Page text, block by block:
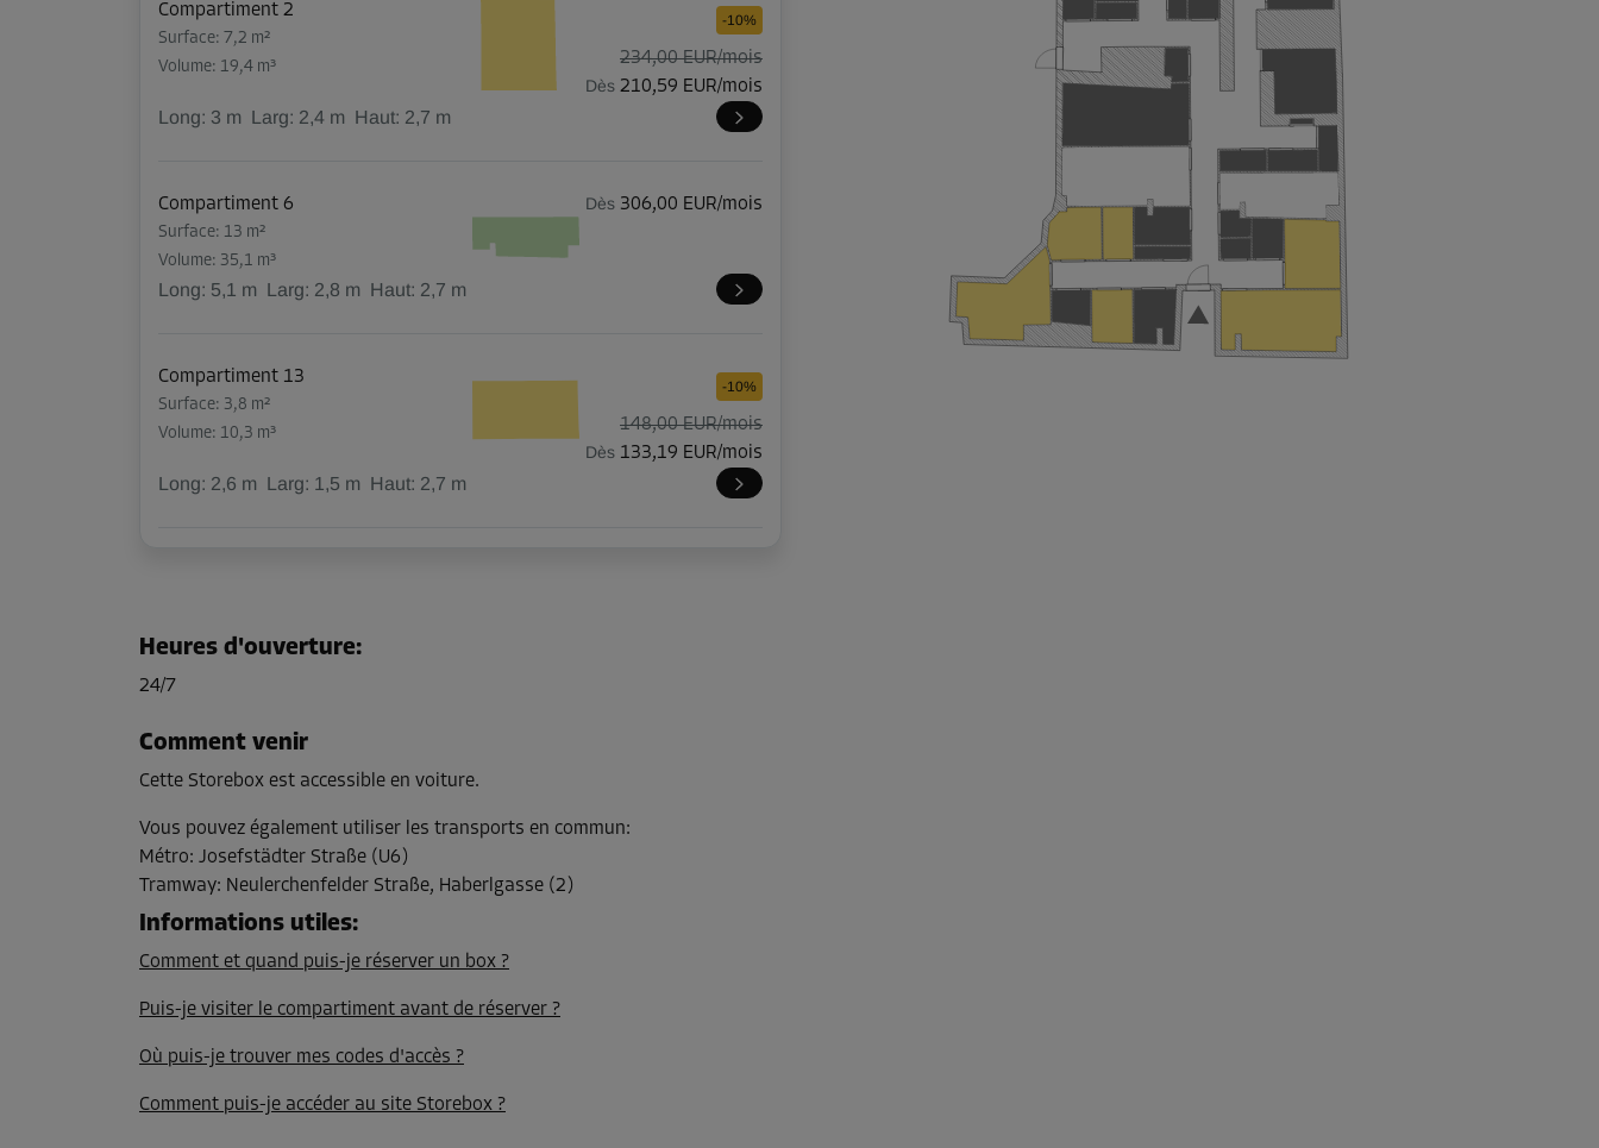
Compartiment 2
Surface: 7,2 m²
Volume: 19,4 m³
Long: 3 m Larg: 2,4 m Haut: 2,7 m
-10%
234,00 EUR/mois
Dès 210,59 EUR/mois
Compartiment 6
Surface: 13 m²
Volume: 35,1 m³
Long: 5,1 m Larg: 2,8 m Haut: 2,7 m
Dès 306,00 EUR/mois
Compartiment 13
Surface: 3,8 m²
Volume: 10,3 m³
Long: 2,6 m Larg: 1,5 m Haut: 2,7 m
-10%
148,00 EUR/mois
Dès 133,19 EUR/mois
Long:
Volume: 10 m³
Larg: m Haut: m
Dès
Compartiment 18
Volume: 9,2 m³
Long:2,6m Larg:1,3m Haut:2,7m
Heures d'ouverture:
24/7
Comment venir
Cette Storebox est accessible en voiture.
Vous pouvez également utiliser les transports en commun:
Métro: Josefstädter Straße (U6)
Tramway: Neulerchenfelder Straße, Haberlgasse (2)
Informations utiles:
Comment et quand puis-je réserver un box ?
Puis-je visiter le compartiment avant de réserver ?
Où puis-je trouver mes codes d'accès ?
Comment puis-je accéder au site Storebox ?